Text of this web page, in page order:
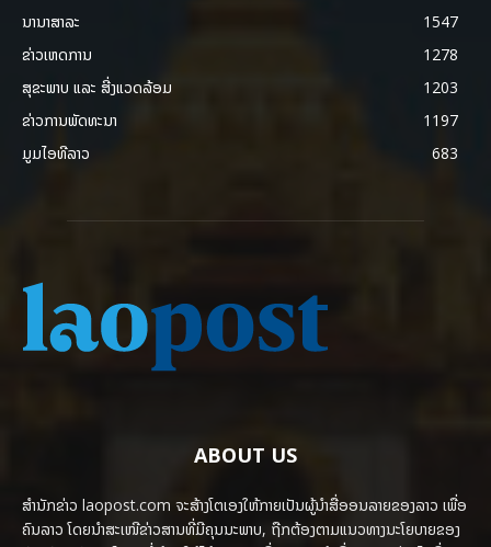
ນານາສາລະ
1547
ຂ່າວເຫດການ
1278
ສຸຂະພາບ ແລະ ສີ່ງແວດລ້ອມ
1203
ຂ່າວການພັດທະນາ
1197
ມູມໄອທີລາວ
683
ABOUT US
ສຳນັກຂ່າວ laopost.com ຈະສ້າງໂຕເອງໃຫ້ກາຍເປັນຜູ້ນຳສື່ອອນລາຍຂອງລາວ ເພື່ອ
ຄົນລາວ ໂດຍນຳສະເໜີຂ່າວສານທີ່ມີຄຸນນະພາບ, ຖືກຕ້ອງຕາມແນວທາງນະໂຍບາຍຂອງ